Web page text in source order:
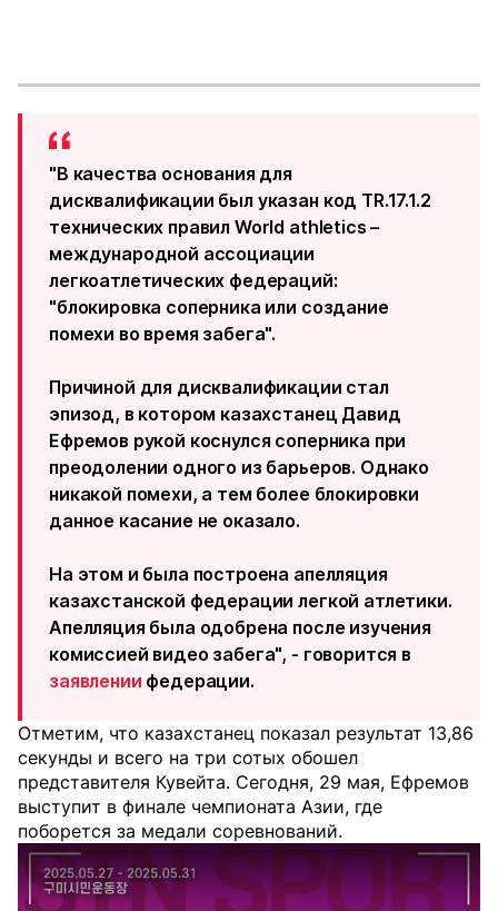
"В качества основания для
дисквалификации был указан код TR.17.1.2
технических правил World athletics –
международной ассоциации
легкоатлетических федераций:
"блокировка соперника или создание
помехи во время забега".
Причиной для дисквалификации стал
эпизод, в котором казахстанец Давид
Ефремов рукой коснулся соперника при
преодолении одного из барьеров. Однако
никакой помехи, а тем более блокировки
данное касание не оказало.
На этом и была построена апелляция
казахстанской федерации легкой атлетики.
Апелляция была одобрена после изучения
комиссией видео забега", - говорится в
заявлении федерации.
Отметим, что казахстанец показал результат 13,86
секунды и всего на три сотых обошел
представителя Кувейта. Сегодня, 29 мая, Ефремов
выступит в финале чемпионата Азии, где
поборется за медали соревнований.